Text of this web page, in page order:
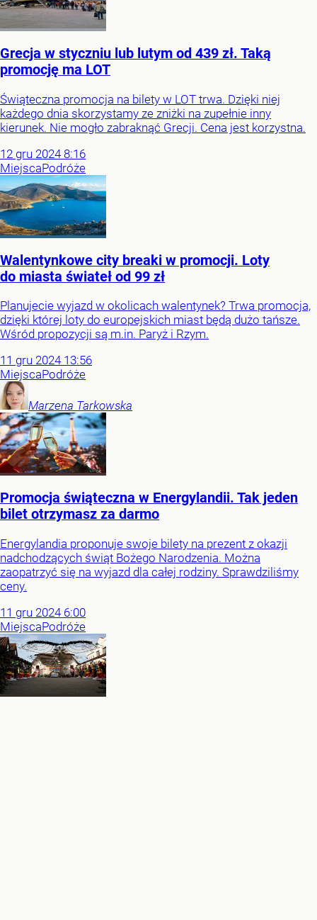
Grecja w styczniu lub lutym od 439 zł. Taką
promocję ma LOT
Świąteczna promocja na bilety w LOT trwa. Dzięki niej
każdego dnia skorzystamy ze zniżki na zupełnie inny
kierunek. Nie mogło zabraknąć Grecji. Cena jest korzystna.
12 gru 2024 8:16
MiejscaPodróże
Walentynkowe city breaki w promocji. Loty
do miasta świateł od 99 zł
Planujecie wyjazd w okolicach walentynek? Trwa promocja,
dzięki której loty do europejskich miast będą dużo tańsze.
Wśród propozycji są m.in. Paryż i Rzym.
11 gru 2024 13:56
MiejscaPodróże
Marzena Tarkowska
Promocja świąteczna w Energylandii. Tak jeden
bilet otrzymasz za darmo
Energylandia proponuje swoje bilety na prezent z okazji
nadchodzących świąt Bożego Narodzenia. Można
zaopatrzyć się na wyjazd dla całej rodziny. Sprawdziliśmy
ceny.
11 gru 2024 6:00
MiejscaPodróże